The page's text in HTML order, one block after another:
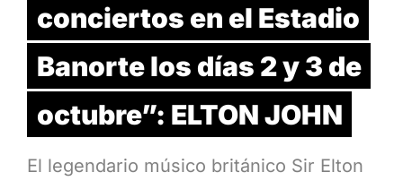
conciertos en el Estadio
Banorte los días 2 y 3 de
octubre”: ELTON JOHN
El legendario músico británico Sir Elton